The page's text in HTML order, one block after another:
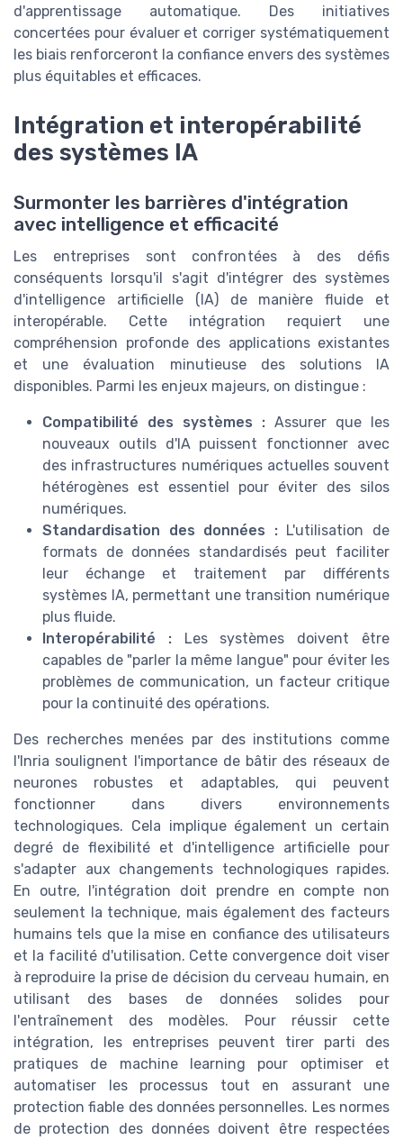
d'apprentissage automatique. Des initiatives
concertées pour évaluer et corriger systématiquement
les biais renforceront la confiance envers des systèmes
plus équitables et efficaces.
Intégration et interopérabilité
des systèmes IA
Surmonter les barrières d'intégration
avec intelligence et efficacité
Les entreprises sont confrontées à des défis
conséquents lorsqu'il s'agit d'intégrer des systèmes
d'intelligence artificielle (IA) de manière fluide et
interopérable. Cette intégration requiert une
compréhension profonde des applications existantes
et une évaluation minutieuse des solutions IA
disponibles. Parmi les enjeux majeurs, on distingue :
Compatibilité des systèmes : Assurer que les
nouveaux outils d'IA puissent fonctionner avec
des infrastructures numériques actuelles souvent
hétérogènes est essentiel pour éviter des silos
numériques.
Standardisation des données :L'utilisation de
formats de données standardisés peut faciliter
leur échange et traitement par différents
systèmes IA, permettant une transition numérique
plus fluide.
Interopérabilité :Les systèmes doivent être
capables de "parler la même langue" pour éviter les
problèmes de communication, un facteur critique
pour la continuité des opérations.
Des recherches menées par des institutions comme
l'Inria soulignent l'importance de bâtir des réseaux de
neurones robustes et adaptables, qui peuvent
fonctionner dans divers environnements
technologiques. Cela implique également un certain
degré de flexibilité et d'intelligence artificielle pour
s'adapter aux changements technologiques rapides.
En outre, l'intégration doit prendre en compte non
seulement la technique, mais également des facteurs
humains tels que la mise en confiance des utilisateurs
et la facilité d'utilisation. Cette convergence doit viser
à reproduire la prise de décision du cerveau humain, en
utilisant des bases de données solides pour
l'entraînement des modèles. Pour réussir cette
intégration, les entreprises peuvent tirer parti des
pratiques de machine learning pour optimiser et
automatiser les processus tout en assurant une
protection fiable des données personnelles. Les normes
de protection des données doivent être respectées